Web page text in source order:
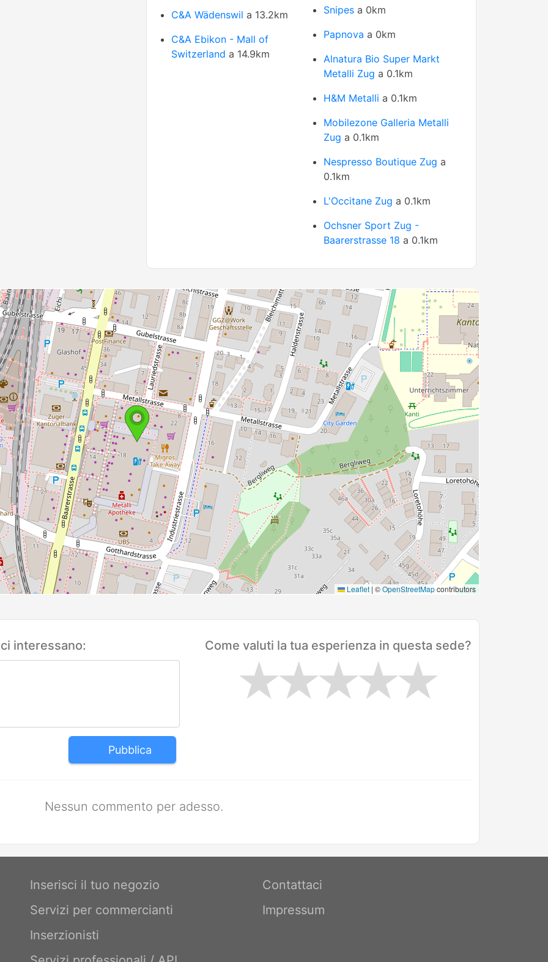
C&A Wädenswil a 13.2km
C&A Ebikon - Mall of
Switzerland a 14.9km
Snipes a 0km
Papnova a 0km
Alnatura Bio Super Markt
Metalli Zug a 0.1km
H&M Metalli a 0.1km
Mobilezone Galleria Metalli
Zug a 0.1km
Nespresso Boutique Zug a
0.1km
L'Occitane Zug a 0.1km
Ochsner Sport Zug -
Baarerstrasse 18 a 0.1km
Leaflet | ©OpenStreetMapcontributors
Come valuti la tua esperienza in questa sede?
interessano:
Pubblica
Nessun commento per adesso.
Inserisci il tuo negozio
Servizi per commercianti
Inserzionisti
Contattaci
Impressum